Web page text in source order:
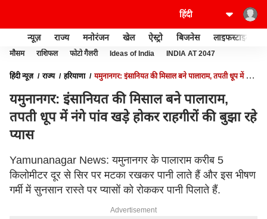
न्यूज़ राज्य मनोरंजन खेल ऐस्ट्रो बिजनेस लाइफस्टाइल
मौसम राशिफल फोटो गैलरी Ideas of India INDIA AT 2047
हिंदी न्यूज़ राज्य हरियाणा
यमुनानगर: इंसानियत की मिसाल बने पालाराम, तपती धूप में नंगे
यमुनानगर: इंसानियत की मिसाल बने पालाराम,
तपती धूप में नंगे पांव खड़े होकर राहगीरों की बुझा रहे
प्यास
Yamunanagar News: यमुनानगर के पालाराम करीब 5
किलोमीटर दूर से सिर पर मटका रखकर पानी लाते हैं और इस भीषण
गर्मी में सुनसान रास्ते पर प्यासों को रोककर पानी पिलाते हैं.
Advertisement